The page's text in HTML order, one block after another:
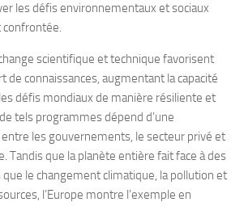
les défis environnementaux et sociaux
confrontée.
scientifique et technique favorisent
connaissances, augmentant la capacité
défis mondiaux de manière résiliente et
tels programmes dépend d’une
les gouvernements, le secteur privé et
Tandis que la planète entière fait face à des
le changement climatique, la pollution et
l’Europe montre l’exemple en